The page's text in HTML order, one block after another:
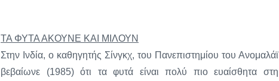
ΤΑ ΦΥΤΑ ΑΚΟΥΝΕ ΚΑΙ ΜΙΛΟΥΝ
Στην Ινδία, ο καθηγητής Σίνγκχ, του Πανεπιστημίου του Ανομαλάϊ
βεβαίωνε (1985) ότι τα φυτά είναι πολύ πιο ευαίσθητα στη